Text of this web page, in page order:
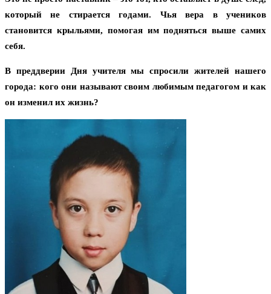
который не стирается годами. Чья вера в учеников
становится крыльями, помогая им подняться выше самих
себя.
В преддверии Дня учителя мы спросили жителей нашего
города: кого они называют своим любимым педагогом и как
он изменил их жизнь?